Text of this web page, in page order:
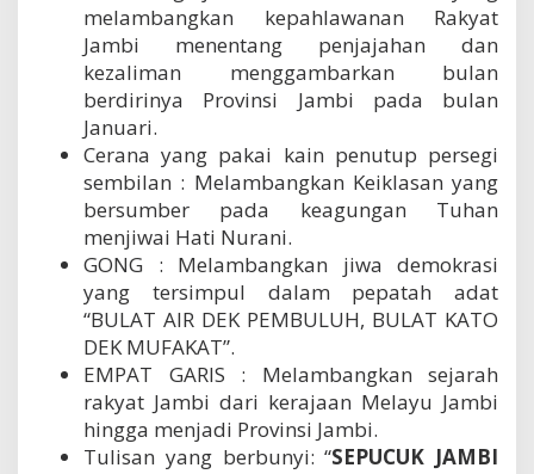
melambangkan kepahlawanan Rakyat
Jambi menentang penjajahan dan
kezaliman menggambarkan bulan
berdirinya Provinsi Jambi pada bulan
Januari.
Cerana yang pakai kain penutup persegi
sembilan : Melambangkan Keiklasan yang
bersumber pada keagungan Tuhan
menjiwai Hati Nurani.
GONG : Melambangkan jiwa demokrasi
yang tersimpul dalam pepatah adat
“BULAT AIR DEK PEMBULUH, BULAT KATO
DEK MUFAKAT”.
EMPAT GARIS : Melambangkan sejarah
rakyat Jambi dari kerajaan Melayu Jambi
hingga menjadi Provinsi Jambi.
Tulisan yang berbunyi: “SEPUCUK JAMBI